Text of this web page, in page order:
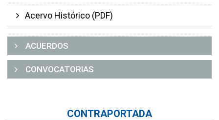
Acervo Histórico (PDF)
ACUERDOS
CONVOCATORIAS
CONTRAPORTADA